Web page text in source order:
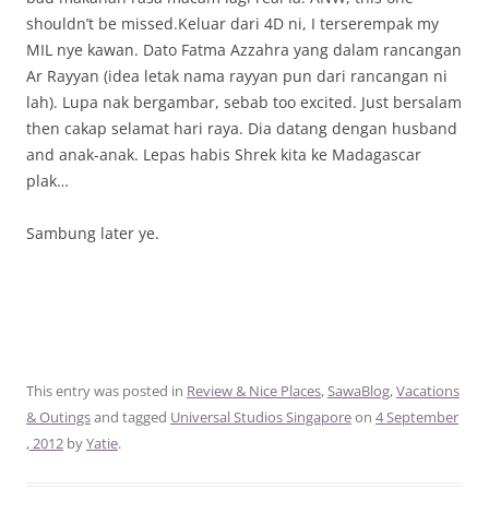
shouldn’t be missed.Keluar dari 4D ni, I terserempak my
MIL nye kawan. Dato Fatma Azzahra yang dalam rancangan
Ar Rayyan (idea letak nama rayyan pun dari rancangan ni
lah). Lupa nak bergambar, sebab too excited. Just bersalam
then cakap selamat hari raya. Dia datang dengan husband
and anak-anak. Lepas habis Shrek kita ke Madagascar
plak…
Sambung later ye.
This entry was posted in Review & Nice Places,SawaBlog,Vacations
& Outingsand tagged Universal Studios Singaporeon 4 September
, 2012 byYatie.